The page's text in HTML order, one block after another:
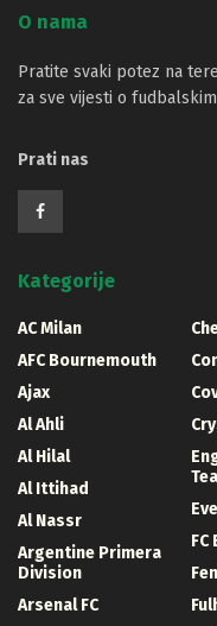
O nama
Pratite svaki potez na
za sve vijesti o
Prati nas
Kategorije
AC Milan
AFC Bournemouth
Ajax
Al Ahli
Al Hilal
Al Ittihad
Al Nassr
Argentine Primera
Division
Arsenal FC